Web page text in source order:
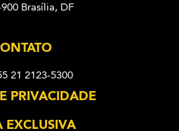
Brasília, DF
21 2123-5300
PRIVACIDADE
EXCLUSIVA